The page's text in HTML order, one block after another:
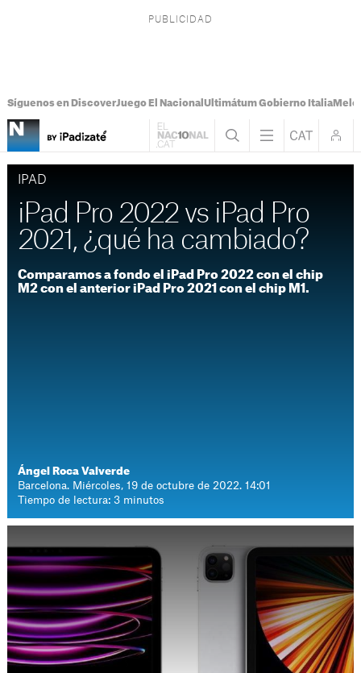
Síguenos en DiscoverJuego El Nacional Ultimátum Gobierno Italia
IPAD
iPad Pro 2022 vs iPad Pro
2021, ¿qué ha cambiado?
Comparamos a fondo el iPad Pro 2022 con el chip
M2 con el anterior iPad Pro 2021 con el chip M1.
Ángel Roca Valverde
Barcelona. Miércoles, 19 de octubre de 2022. 14:01
Tiempo de lectura: 3 minutos